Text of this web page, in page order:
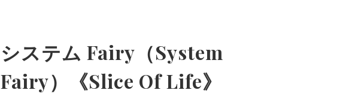
システム Fairy（System
Fairy）《Slice Of Life》